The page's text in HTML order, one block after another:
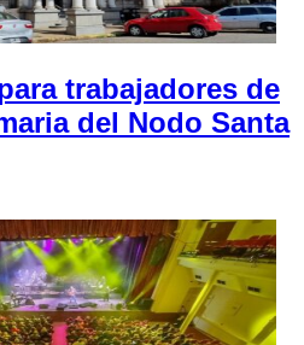
trabajadores de
del Nodo Santa